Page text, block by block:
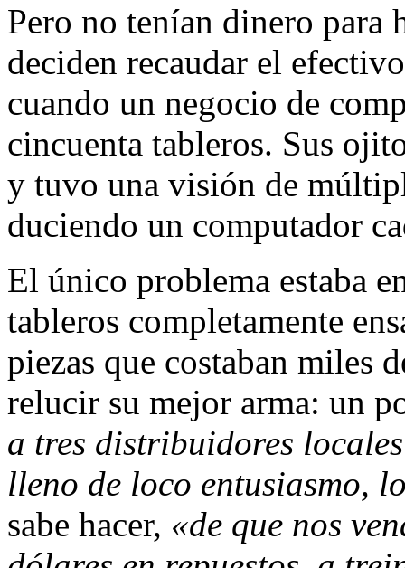
Pero no tenían dinero para
deciden recaudar el
cuando un negocio de
cincuenta tableros. Sus
y tuvo una visión de
duciendo un computador
El único problema estaba
tableros completamente
pie­zas que costaban miles
relucir su mejor arma: un
a tres distribuidores
lleno de loco entusiasmo,
sabe hacer, «de que nos